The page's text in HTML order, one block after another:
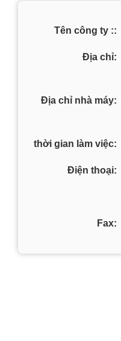
Tên công ty ::
Địa chỉ:
Địa chỉ nhà máy:
thời gian làm việc:
Điện thoại:
Fax: